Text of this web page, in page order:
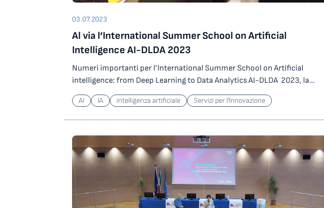
03.07.2023
Al via l’International Summer School on Artificial
Intelligence AI-DLDA 2023
Numeri importanti per l’International Summer School on Artificial
intelligence: from Deep Learning to Data Analytics AI-DLDA 2023, la
scuola estiva a tema intelligenza artificiale organizzata dall’Università di
Udine, IP4FVG e DITEDI con la collaborazione di AREA Science Park, del
Digital Innovation Hub (DIH) Udine, del Competence Center SMACT, di
COMET . Giunta quest’anno alla sua sesta edizione, la Summer School si
terrà a Palazzo Antonini a Udine dal 3 al 7 luglio. Più di settanta gli iscritti
che parteciperanno in presenza, tra dottorandi, ricercatori e
professionisti del settore digitale provenienti dall’Italia e dall’estero:
Regno Unito, Francia, Germania, Paesi Bassi ma anche Lituania, Ucraina e
Corea del Sud sono le principali sedi Universitarie di provenienza dei
AI IA intelligenza artificiale Servizi per l'Innovazione